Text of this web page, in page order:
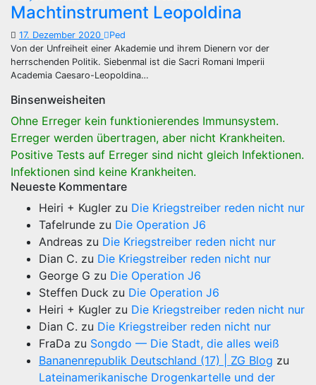
Machtinstrument Leopoldina
17. Dezember 2020
Ped
Von der Unfreiheit einer Akademie und ihrem Dienern vor der
herrschenden Politik. Siebenmal ist die Sacri Romani Imperii
Academia Caesaro-Leopoldina…
Binsenweisheiten
Ohne Erreger kein funktionierendes Immunsystem.
Erreger werden übertragen, aber nicht Krankheiten.
Positive Tests auf Erreger sind nicht gleich Infektionen.
Infektionen sind keine Krankheiten.
Neueste Kommentare
Heiri + Kugler zu Die Kriegstreiber reden nicht nur
Tafelrunde zu Die Operation J6
Andreas zu Die Kriegstreiber reden nicht nur
Dian C. zu Die Kriegstreiber reden nicht nur
George G zu Die Operation J6
Steffen Duck zu Die Operation J6
Heiri + Kugler zu Die Kriegstreiber reden nicht nur
Dian C. zu Die Kriegstreiber reden nicht nur
FraDa zu Songdo — Die Stadt, die alles weiß
Bananenrepublik Deutschland (17) | ZG Blog zu
Lateinamerikanische Drogenkartelle und der